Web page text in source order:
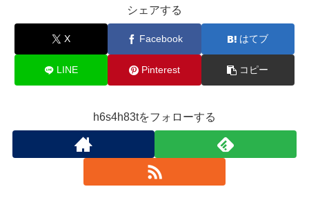
シェアする
X Facebook はてブ
LINE Pinterest コピー
h6s4h83tをフォローする